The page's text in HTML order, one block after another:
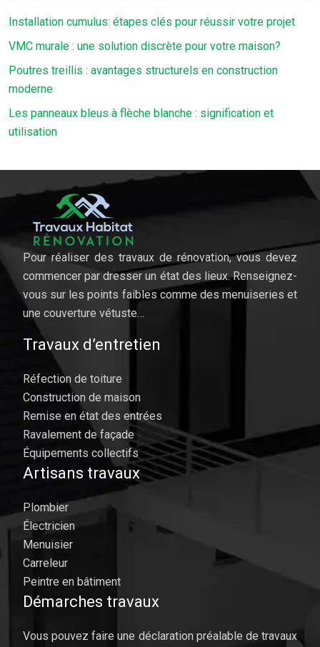
Installation cumulus: étapes clés pour réussir votre projet
VMC murale : une solution discrète pour votre maison?
Poutres treillis : avantages structurels en construction
moderne
Les panneaux bleus à flèche blanche : signification et
utilisation
Pour réaliser des travaux de rénovation, vous devez
commencer par dresser un état des lieux. Renseignez-
vous sur les points faibles comme des menuiseries et
une couverture vétuste…
Travaux d’entretien
Réfection de toiture
Construction de maison
Remise en état des entrées
Ravalement de façade
Équipements collectifs
Artisans travaux
Plombier
Électricien
Menuisier
Carreleur
Peintre en bâtiment
Démarches travaux
Vous pouvez faire une déclaration préalable de travaux